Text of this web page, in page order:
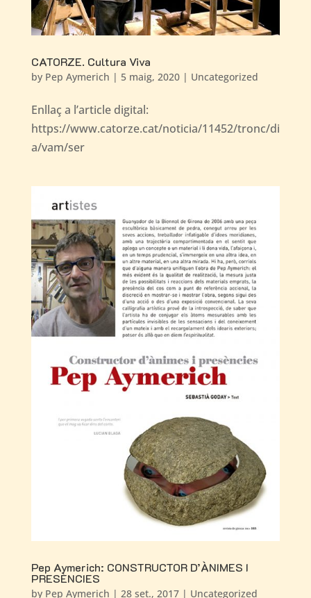
CATORZE. Cultura Viva
by Pep Aymerich | 5 maig, 2020| Uncategorized
Enllaç a l’article digital:
https://www.catorze.cat/noticia/11452/tronc/di
a/vam/ser
Pep Aymerich: CONSTRUCTOR D’ÀNIMES I
PRESÈNCIES
by Pep Aymerich | 28 set., 2017| Uncategorized